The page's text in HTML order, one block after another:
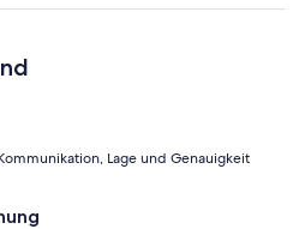
Lage und Genauigkeit